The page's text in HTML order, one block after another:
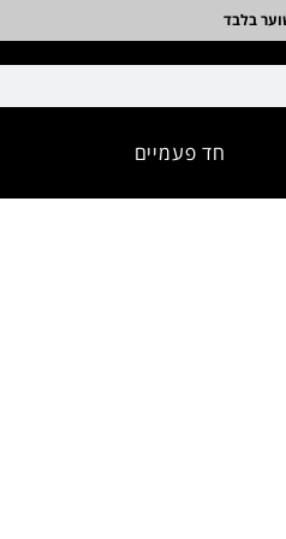
חד פעמיים